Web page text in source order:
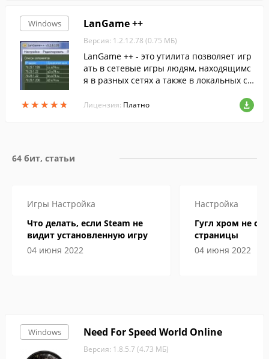
Windows
★★★★★
★★★★★
LanGame ++
Версия: 1.2.12.78 (0.75 МБ)
LanGame ++ - это утилита позволяет игр
ать в сетевые игры людям, находящимс
я в разных сетях а также в локальных се
жность в самой игре отсутствует. LanGa
me ++ не требует соединения с Интерне
Лицензия: Платно
64 бит, статьи
Игры Настройка
Что делать, если Steam не
видит установленную игру
04 июня 2022
Настройка
Гугл хром не
страницы
04 июня 2022
Windows Need For Speed World Online
Версия: 1.8.5.7 (4.73 МБ)